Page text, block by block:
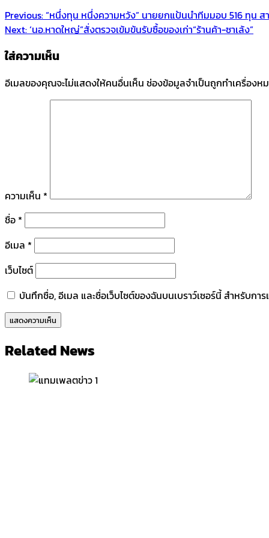
Previous:“หนึ่งทุน หนึ่งความหวัง” นายยกแป้นนำทีมมอบ 516 ทุน ส
Next:‘นอ.หาดใหญ่”สั่งตรวจเข้มข้นรับซื้อของเก่า“ร้านค้า-ซาเล้ง”
ใส่ความเห็น
อีเมลของคุณจะไม่แสดงให้คนอื่นเห็น ช่องข้อมูลจำเป็นถูกทำเครื่องห
ความเห็น *
ชื่อ *
อีเมล *
เว็บไซต์
บันทึกชื่อ, อีเมล และชื่อเว็บไซต์ของฉันบนเบราว์เซอร์นี้ สำหรับกา
Related News